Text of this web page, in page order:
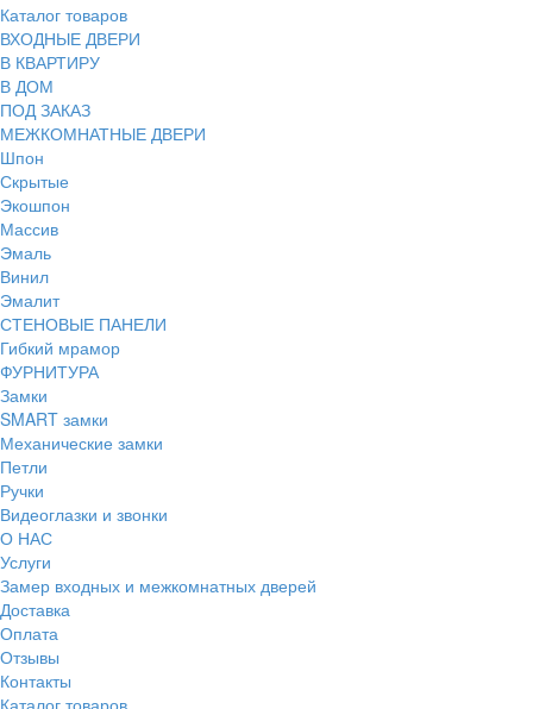
Каталог товаров
ВХОДНЫЕ ДВЕРИ
В КВАРТИРУ
В ДОМ
ПОД ЗАКАЗ
МЕЖКОМНАТНЫЕ ДВЕРИ
Шпон
Скрытые
Экошпон
Массив
Эмаль
Винил
Эмалит
СТЕНОВЫЕ ПАНЕЛИ
Гибкий мрамор
ФУРНИТУРА
Замки
SMART замки
Механические замки
Петли
Ручки
Видеоглазки и звонки
О НАС
Услуги
Замер входных и межкомнатных дверей
Доставка
Оплата
Отзывы
Контакты
Каталог товаров